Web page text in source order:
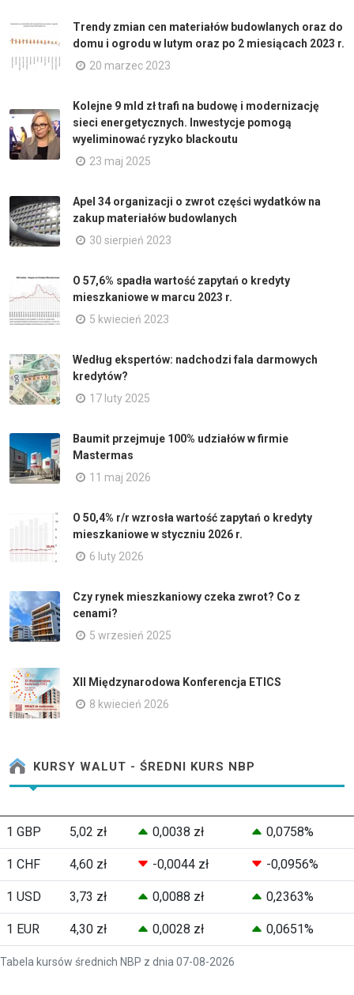
Trendy zmian cen materiałów budowlanych oraz do
domu i ogrodu w lutym oraz po 2 miesiącach 2023 r.
20 marzec 2023
Kolejne 9 mld zł trafi na budowę i modernizację
sieci energetycznych. Inwestycje pomogą
wyeliminować ryzyko blackoutu
23 maj 2025
Apel 34 organizacji o zwrot części wydatków na
zakup materiałów budowlanych
30 sierpień 2023
O 57,6% spadła wartość zapytań o kredyty
mieszkaniowe w marcu 2023 r.
5 kwiecień 2023
Według ekspertów: nadchodzi fala darmowych
kredytów?
17 luty 2025
Baumit przejmuje 100% udziałów w firmie
Mastermas
11 maj 2026
O 50,4% r/r wzrosła wartość zapytań o kredyty
mieszkaniowe w styczniu 2026 r.
6 luty 2026
Czy rynek mieszkaniowy czeka zwrot? Co z
cenami?
5 wrzesień 2025
XII Międzynarodowa Konferencja ETICS
8 kwiecień 2026
KURSY WALUT - ŚREDNI KURS NBP
Tabela kursów średnich NBP z dnia 07-08-2026
1 GBP 5,02 zł 0,0038 zł 0,0758%
1 CHF 4,60 zł -0,0044 zł -0,0956%
1 USD 3,73 zł 0,0088 zł 0,2363%
1 EUR 4,30 zł 0,0028 zł 0,0651%